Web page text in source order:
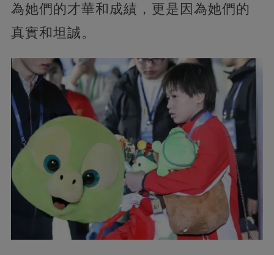
為她們的才華和成績，更是因為她們的
真實和坦誠。